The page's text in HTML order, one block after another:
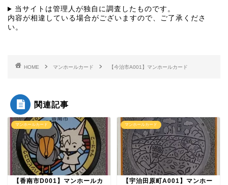
当サイトは管理人が独自に調査したものです。
内容が相違している場合がございますので、ご了承くださ
い。
HOME マンホールカード 【今治市A001】マンホールカード
関連記事
マンホールカード
【香南市D001】マンホールカ
マンホールカード
【宇治田原町A001】マンホー